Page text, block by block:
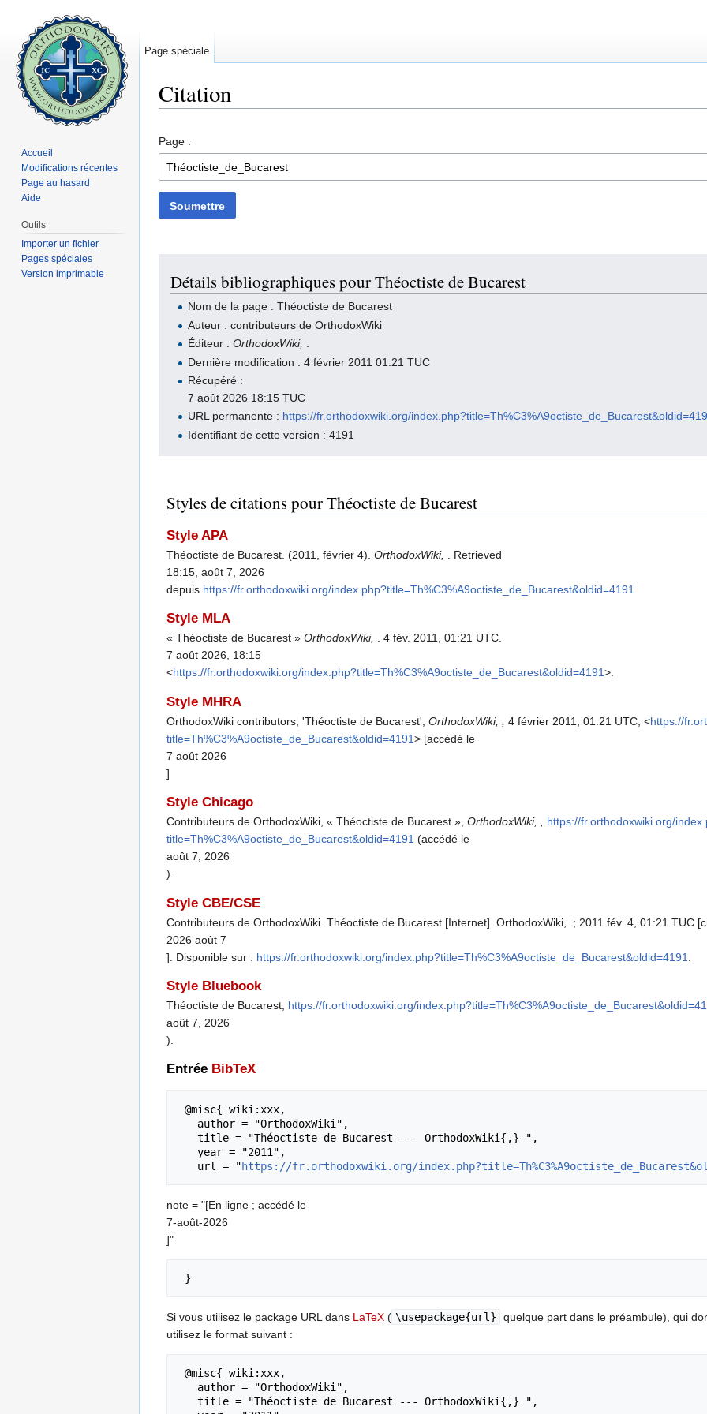
Citation
Page :
Soumettre
Détails bibliographiques pour Théoctiste de Bucarest
Nom de la page : Théoctiste de Bucarest
Auteur : contributeurs de OrthodoxWiki
Éditeur :OrthodoxWiki, .
Dernière modification : 4 février 2011 01:21 TUC
Récupéré :
7 août 2026 18:15 TUC
URL permanente : https://fr.orthodoxwiki.org/
Identifiant de cette version : 4191
Styles de citations pour Théoctiste de Bucarest
Style APA
Théoctiste de Bucarest. (2011, février 4). OrthodoxWiki,
. Retrieved
18:15, août 7, 2026
depuis https://fr.orthodoxwiki.org/index.php?title=Th%C3%A9octiste_de_Bucarest&oldid=4191
Style MLA
« Théoctiste de Bucarest » OrthodoxWiki, . 4 fév. 2011, 01:21 UTC.
7 août 2026, 18:15
<https://fr.orthodoxwiki.org/index.php?title=Th%C3%A9octiste_de_Bucarest&oldid=4191>.
Style MHRA
OrthodoxWiki contributors, 'Théoctiste de Bucarest', OrthodoxWiki, , 4 février 2011, 01:21 UTC, <https://
title=Th%C3%A9octiste_de_Bucarest&oldid=4191> [accédé le
7 août 2026
]
Style Chicago
Contributeurs de OrthodoxWiki, « Théoctiste de Bucarest », OrthodoxWiki, ,
https://fr.orthodoxwiki.org/
title=Th%C3%A9octiste_de_Bucarest&oldid=4191 (accédé le
août 7, 2026
).
Style CBE/CSE
Contributeurs de OrthodoxWiki. Théoctiste de Bucarest [Internet]. OrthodoxWiki, ; 2011 fév. 4, 01:21 TUC
2026 août 7
]. Disponible sur : https://fr.orthodoxwiki.org/index.php?title=Th%C3%A9octiste_de_Bucarest&oldid=4191
Style Bluebook
Théoctiste de Bucarest, https://fr.orthodoxwiki.org/
août 7, 2026
).
Entrée BibTeX
   url = "
https://fr.orthodoxwiki.org/
note = "[En ligne ; accédé le
7-août-2026
]"
Si vous utilisez le package URL dans LaTeX ( \usepackage{url}
quelque part dans le préambule), qui
utilisez le format suivant :
Page spéciale
Accueil
Modifications récentes
Page au hasard
Aide
Outils
Importer un fichier
Pages spéciales
Version imprimable